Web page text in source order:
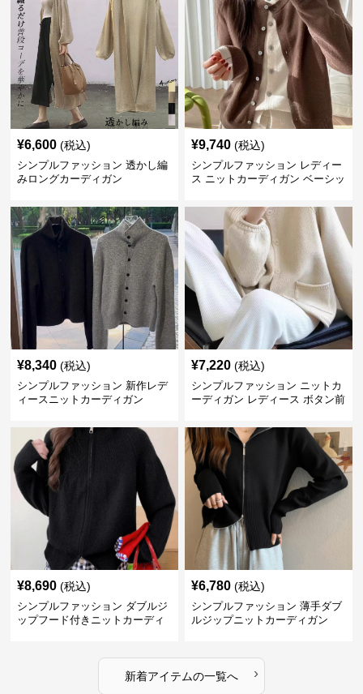
¥6,600 (税込)
シンプルファッション 透かし編
みロングカーディガン
¥9,740 (税込)
シンプルファッション レディー
ス ニットカーディガン ベーシッ
¥8,340 (税込)
シンプルファッション 新作レデ
ィースニットカーディガン
¥7,220 (税込)
シンプルファッション ニットカ
ーディガン レディース ボタン前
¥8,690 (税込)
シンプルファッション ダブルジ
ップフード付きニットカーディ
¥6,780 (税込)
シンプルファッション 薄手ダブ
ルジップニットカーディガン
新着アイテムの一覧へ ›